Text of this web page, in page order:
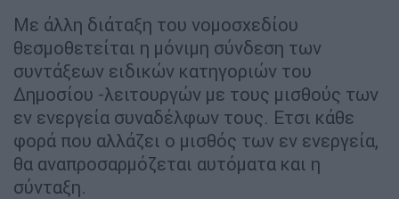
Με άλλη διάταξη του νομοσχεδίου
θεσμοθετείται η μόνιμη σύνδεση των
συντάξεων ειδικών κατηγοριών του
Δημοσίου -λειτουργών με τους μισθούς των
εν ενεργεία συναδέλφων τους. Ετσι κάθε
φορά που αλλάζει ο μισθός των εν ενεργεία,
θα αναπροσαρμόζεται αυτόματα και η
σύνταξη.